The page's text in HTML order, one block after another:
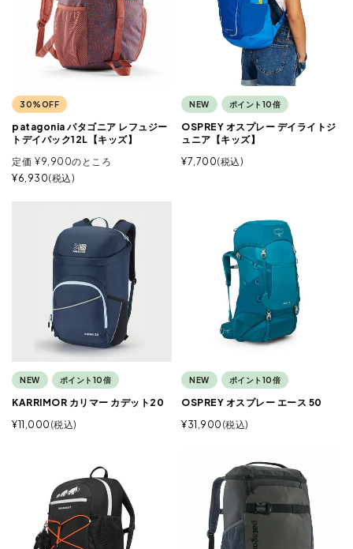
30%OFF
patagonia パタゴニア レフュジー
トデイパック12L【キッズ】
定価 ¥9,900のところ
¥6,930 税込
NEW ポイント10倍
OSPREY オスプレー デイライトジ
ュニア【キッズ】
¥7,700 税込
NEW ポイント10倍
KARRIMOR カリマー カデット20
¥11,000 税込
NEW ポイント10倍
OSPREY オスプレー エース 50
¥31,900 税込